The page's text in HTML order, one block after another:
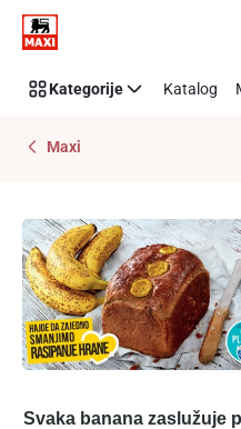
Preskoči link
Kategorije Katalog
Maxi
Svaka banana zaslužuje